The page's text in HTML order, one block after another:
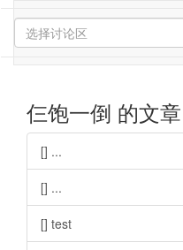
仨饱一倒 的文章
[] ...
[] ...
[] test